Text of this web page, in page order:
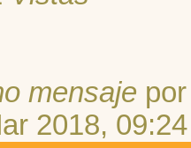
mensaje
2018, 09:24